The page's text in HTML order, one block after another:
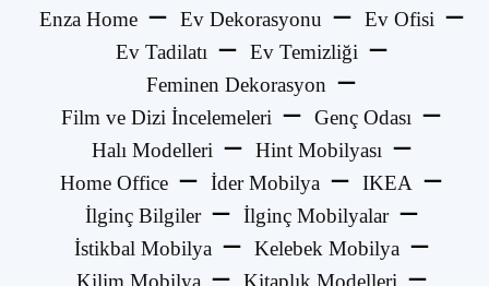
Enza Home
Ev Dekorasyonu
Ev Ofisi
Ev Tadilatı
Ev Temizliği
Feminen Dekorasyon
Film ve Dizi İncelemeleri
Genç Odası
Halı Modelleri
Hint Mobilyası
Home Office
İder Mobilya
IKEA
İlginç Bilgiler
İlginç Mobilyalar
İstikbal Mobilya
Kelebek Mobilya